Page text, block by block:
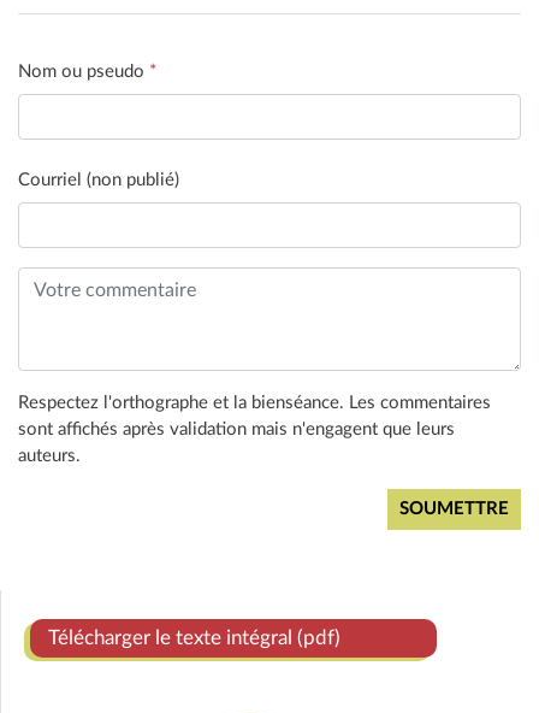
Nom ou pseudo *
Courriel (non publié)
Respectez l'orthographe et la bienséance. Les commentaires
sont affichés après validation mais n'engagent que leurs
auteurs.
Télécharger le texte intégral (pdf)